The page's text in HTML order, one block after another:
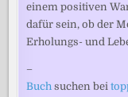
einem positiven
dafür sein, ob der
Erholungs- und
–
Buch suchen bei